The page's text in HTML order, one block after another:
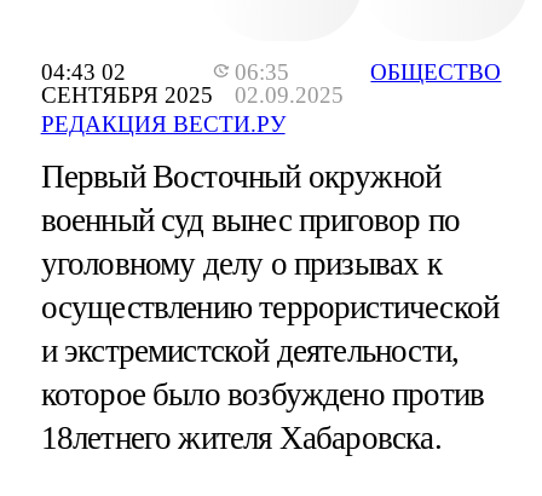
04:43 02
СЕНТЯБРЯ 2025
06:35
02.09.2025
РЕДАКЦИЯ ВЕСТИ.РУ
ОБЩЕСТВО
Первый Восточный окружной
военный суд вынес приговор по
уголовному делу о призывах к
осуществлению террористической
и экстремистской деятельности,
которое было возбуждено против
18летнего жителя Хабаровска.